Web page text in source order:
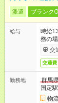
派遣 ブランク
給与
時給
務の
交
交通費
勤務地
群馬
国定
物